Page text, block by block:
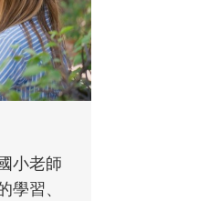
！男人總是
體驗中，跟
安全感的肢
色認同及解
正嘗試用不
重要的成長